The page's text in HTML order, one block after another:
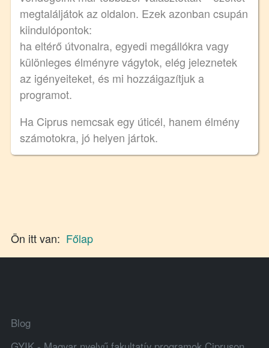
megtaláljátok az oldalon. Ezek azonban csupán
kiindulópontok:
ha eltérő útvonalra, egyedi megállókra vagy
különleges élményre vágytok, elég jeleznetek
az igényeiteket, és mi hozzáigazítjuk a
programot.
Ha Ciprus nemcsak egy úticél, hanem élmény
számotokra, jó helyen jártok.
Ön itt van: Főlap
Blog